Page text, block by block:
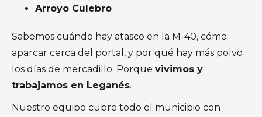
Arroyo Culebro
Sabemos cuándo hay atasco en la M-40, cómo
aparcar cerca del portal, y por qué hay más polvo
los días de mercadillo. Porque vivimos y
trabajamos en Leganés.
Nuestro equipo cubre todo el municipio con